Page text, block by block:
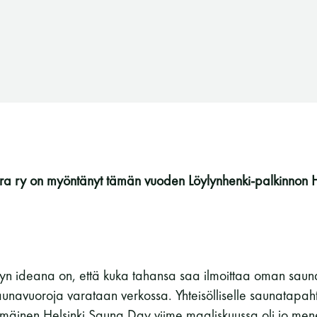
Suomen Saunaseura ry
ry on myöntänyt tämän vuoden Löylynhenki-palkinnon
ideana on, että kuka tahansa saa ilmoittaa oman
varataan verkossa. Yhteisölliselle